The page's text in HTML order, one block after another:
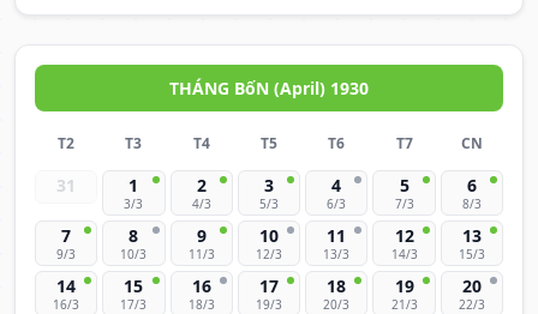
THÁNG BốN (April) 1930
T2 T3 T4 T5 T6 T7 CN
31 1
3/3
2
4/3
3
5/3
4
6/3
5
7/3
6
8/3
7
9/3
8
10/3
9
11/3
10
12/3
11
13/3
12
14/3
13
15/3
14
16/3
15
17/3
16
18/3
17
19/3
18
20/3
19
21/3
20
22/3